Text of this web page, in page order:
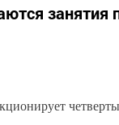
занятия